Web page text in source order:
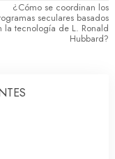
¿Cómo se coordinan los
seculares basados
la tecnología de L. Ronald
Hubbard?